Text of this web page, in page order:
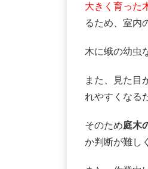
大きく育った
るため、室内
木に蛾の幼虫
また、見た目
れやすくなる
そのため庭木
か判断が難し